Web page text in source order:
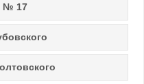
№ 17